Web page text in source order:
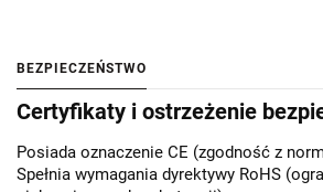
BEZPIECZEŃSTWO
Certyfikaty i ostrzeżenie
Posiada oznaczenie CE (zgodność z
Spełnia wymagania dyrektywy RoHS